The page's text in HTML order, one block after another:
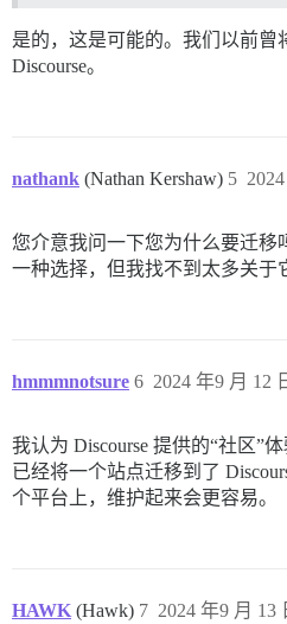
是的，这是可能的。我们以前曾
Discourse。
nathank (Nathan Kershaw) 5
您介意我问一下您为什么要迁移
一种选择，但我找不到太多关于
hmmmnotsure 2024 年9 月 12
6
我认为 Discourse 提供的“社区”
已经将一个站点迁移到了
个平台上，维护起来会更容易。
HAWK (Hawk) 2024 年9 月 13
7